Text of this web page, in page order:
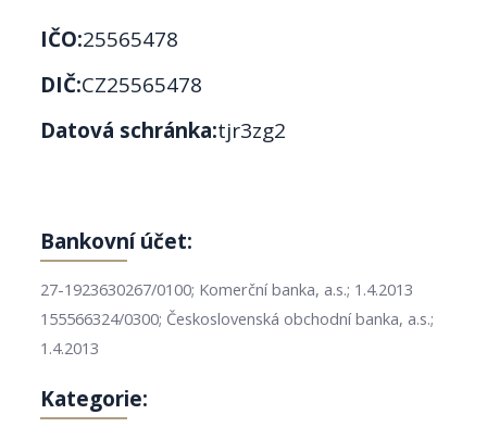
IČO:25565478
DIČ:CZ25565478
Datová schránka:tjr3zg2
Bankovní účet:
27-1923630267/0100; Komerční banka, a.s.; 1.4.2013
155566324/0300; Československá obchodní banka, a.s.;
1.4.2013
Kategorie: